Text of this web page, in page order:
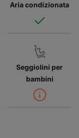
Aria condizionata
Seggiolini per
bambini